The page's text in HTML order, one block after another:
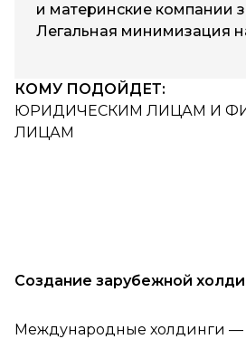
и материнские компании
Легальная минимизация
КОМУ ПОДОЙДЕТ:
ЮРИДИЧЕСКИМ ЛИЦАМ И
ЛИЦАМ
Создание зарубежной
Международные холдинги —